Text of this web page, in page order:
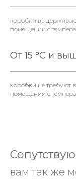
коробки
помещении с
От 15 °С и
коробки не требуют
помещении с
вам так же